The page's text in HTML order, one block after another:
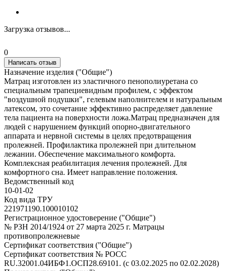
Загрузка отзывов...
0
Написать отзыв
Назначение изделия ("Общие")
Матрац изготовлен из эластичного пенополиуретана со
специальным трапециевидным профилем, с эффектом
"воздушной подушки", гелевым наполнителем и натуральным
латексом, это сочетание эффективно распределяет давление
тела пациента на поверхности ложа.Матрац предназначен для
людей с нарушением функций опорно-двигательного
аппарата и нервной системы в целях предотвращения
пролежней. Профилактика пролежней при длительном
лежании. Обеспечение максимального комфорта.
Комплексная реабилитация лечения пролежней. Для
комфортного сна. Имеет направление положения.
Ведомственный код
10-01-02
Код вида ТРУ
221971190.100010102
Регистрационное удостоверение ("Общие")
№ РЗН 2014/1924 от 27 марта 2025 г. Матрацы
противопролежневые
Сертификат соответствия ("Общие")
Сертификат соответствия № РОСС
RU.32001.04ИБФ1.ОСП28.69101. (с 03.02.2025 по 02.02.2028)